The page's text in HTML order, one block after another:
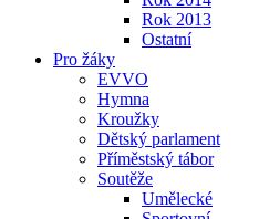
Rok 2013
Ostatní
Pro žáky
EVVO
Hymna
Kroužky
Dětský parlament
Příměstský tábor
Soutěže
Umělecké